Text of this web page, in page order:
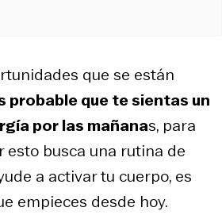
que se están
probable que te sientas un
por las mañanas, para
esto busca una rutina de
a activar tu cuerpo, es
empieces desde hoy.